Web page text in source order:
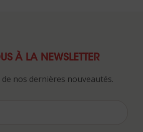
À LA NEWSLETTER
nos dernières nouveautés.